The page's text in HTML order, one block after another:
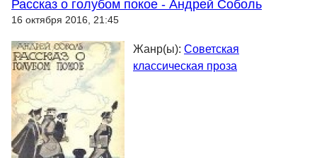
Рассказ о голубом покое - Андрей Соболь
16 октября 2016, 21:45
Жанр(ы): Советская
классическая проза